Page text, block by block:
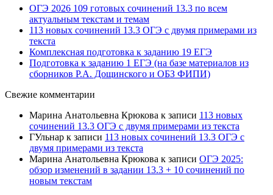
ОГЭ 2026 109 готовых сочинений 13.3 по всем
актуальным текстам и темам
113 новых сочинений 13.3 ОГЭ с двумя примерами из
текста
Комплексная подготовка к заданию 19 ЕГЭ
Подготовка к заданию 1 ЕГЭ (на базе материалов из
сборников Р.А. Дощинского и ОБЗ ФИПИ)
Свежие комментарии
Марина Анатольевна Крюкова к записи 113 новых
сочинений 13.3 ОГЭ с двумя примерами из текста
ГУльнар к записи 113 новых сочинений 13.3 ОГЭ с
двумя примерами из текста
Марина Анатольевна Крюкова к записи ОГЭ 2025:
обзор изменений в задании 13.3 + 10 сочинений по
новым текстам